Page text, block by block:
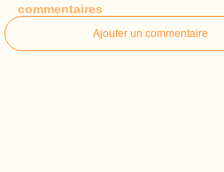
commentaires
Ajouter un commentaire